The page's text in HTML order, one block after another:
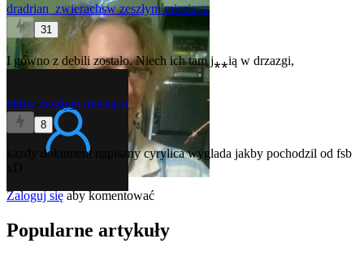
dradrian_zwierachsw zeszłym miesiącu
31
I gówno z debili zostało. Niech ich tam j⁎⁎ią w drzazgi,
666w zeszłym miesiącu
8
kazdy dokument napisany cyrylica wyglada jakby pochodzil od fsb
Zaloguj sięaby komentować
Popularne artykuły